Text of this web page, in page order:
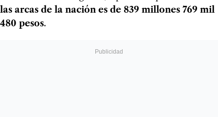
las arcas de la nación es de 839 millones 769 mil
480 pesos.